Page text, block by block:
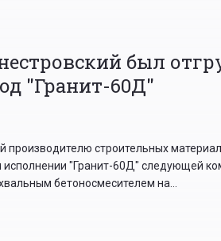
был
"Гранит-60Д"
производителю строительных
исполнении "Гранит-60Д" следующей
бетоносмесителем на...